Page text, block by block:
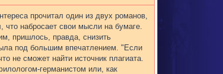
прочитал один из двух романов,
что набросает свои мысли на бумаге.
пришлось, правда, снизить
под большим впечатлением. "Если
не сможет найти источник плагиата.
германистом или, как